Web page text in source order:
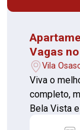
lazer
Vagas
Vila
Viva o
completo,
Bela Vista